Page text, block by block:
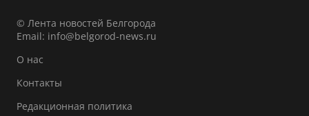
© Лента новостей Белгорода
Email: info@belgorod-news.ru
О нас
Контакты
Редакционная политика